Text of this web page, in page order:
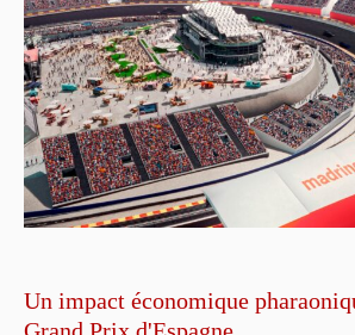
Un impact économique